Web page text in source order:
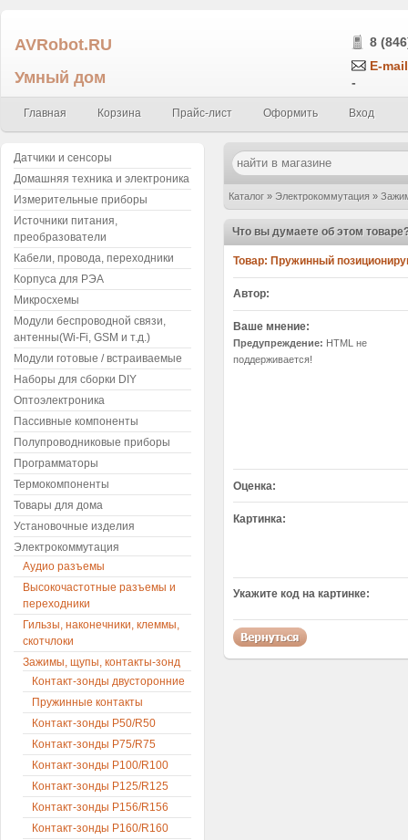
AVRobot.RU
Умный дом
8
E-
-
Главная Корзина Прайс-лист Оформить Вход
Каталог » Электрокоммутация »
Что вы думаете об этом
Товар: Пружинный
Автор:
Ваше мнение:
Предупреждение: HTML не
поддерживается!
Оценка:
Картинка:
Укажите код на картинке:
Датчики и сенсоры
Домашняя техника и электроника
Измерительные приборы
Источники питания,
преобразователи
Кабели, провода, переходники
Корпуса для РЭА
Микросхемы
Модули беспроводной связи,
антенны(Wi-Fi, GSM и т.д.)
Модули готовые / встраиваемые
Наборы для сборки DIY
Оптоэлектроника
Пассивные компоненты
Полупроводниковые приборы
Программаторы
Термокомпоненты
Товары для дома
Установочные изделия
Электрокоммутация
Аудио разъемы
Высокочастотные разъемы и
переходники
Гильзы, наконечники, клеммы,
скотчлоки
Зажимы, щупы, контакты-зонд
Контакт-зонды двусторонние
Пружинные контакты
Контакт-зонды P50/R50
Контакт-зонды P75/R75
Контакт-зонды P100/R100
Контакт-зонды P125/R125
Контакт-зонды P156/R156
Контакт-зонды P160/R160